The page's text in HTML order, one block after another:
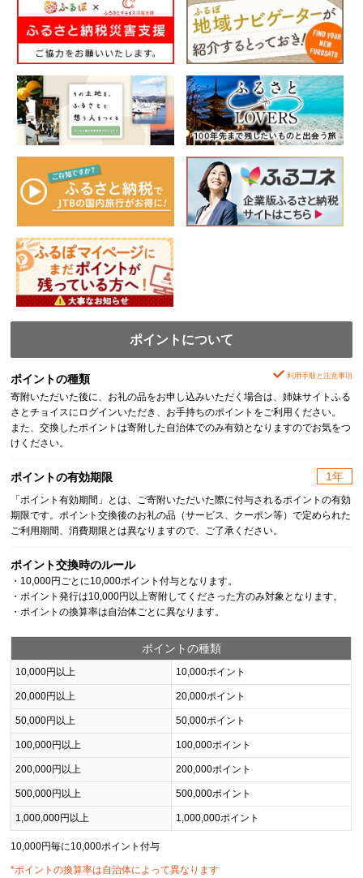
ポイントについて
ポイントの種類 利用手順と注意事項
寄附いただいた後に、お礼の品をお申し込みいただく場合は、姉妹サイトふる
さとチョイスにログインいただき、お手持ちのポイントをご利用ください。
また、交換したポイントは寄附した自治体でのみ有効となりますのでお気をつ
けください。
ポイントの有効期限 1年
「ポイント有効期間」とは、ご寄附いただいた際に付与されるポイントの有効
期限です。ポイント交換後のお礼の品（サービス、クーポン等）で定められた
ご利用期間、消費期限とは異なりますので、ご了承ください。
ポイント交換時のルール
・10,000円ごとに10,000ポイント付与となります。
・ポイント発行は10,000円以上寄附してくださった方のみ対象となります。
・ポイントの換算率は自治体ごとに異なります。
ポイントの種類
10,000円以上 10,000ポイント
20,000円以上 20,000ポイント
50,000円以上 50,000ポイント
100,000円以上 100,000ポイント
200,000円以上 200,000ポイント
500,000円以上 500,000ポイント
1,000,000円以上 1,000,000ポイント
10,000円毎に10,000ポイント付与
*ポイントの換算率は自治体によって異なります